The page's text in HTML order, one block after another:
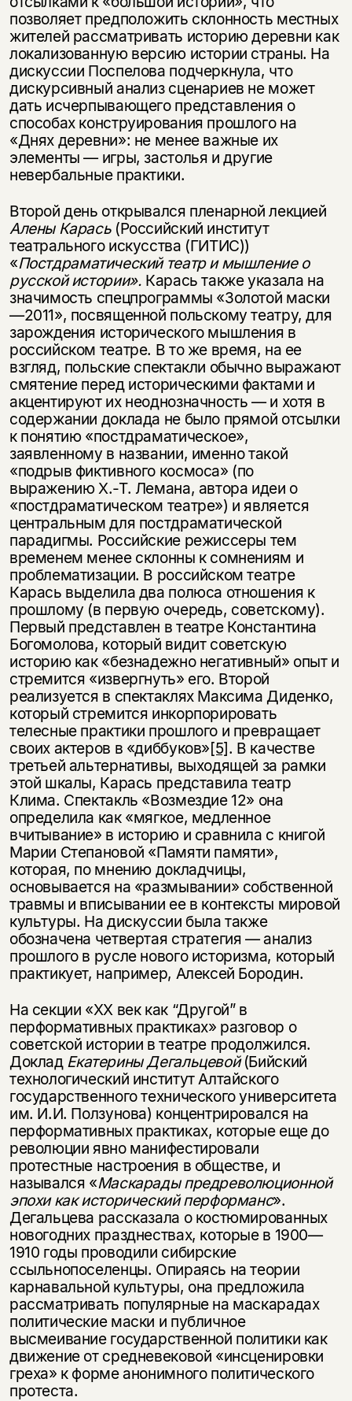
позволяет предположить склонность местных
жителей рассматривать историю деревни как
локализованную версию истории страны. На
дискуссии Поспелова подчеркнула, что
дискурсивный анализ сценариев не может
дать исчерпывающего представления о
способах конструирования прошлого на
«Днях деревни»: не менее важные их
элементы — игры, застолья и другие
невербальные практики.
Второй день открывался пленарной лекцией
Алены Карась (Российский институт
театрального искусства (ГИТИС))
«Постдраматический театр и мышление о
русской истории». Карась также указала на
значимость спецпрограммы «Золотой маски
—2011», посвященной польскому театру, для
зарождения исторического мышления в
российском театре. В то же время, на ее
взгляд, польские спектакли обычно выражают
смятение перед историческими фактами и
акцентируют их неоднозначность — и хотя в
содержании доклада не было прямой отсылки
к понятию «постдраматическое»,
заявленному в названии, именно такой
«подрыв фиктивного космоса» (по
выражению Х.-Т. Лемана, автора идеи о
«постдраматическом театре») и является
центральным для постдраматической
парадигмы. Российские режиссеры тем
временем менее склонны к сомнениям и
проблематизации. В российском театре
Карась выделила два полюса отношения к
прошлому (в первую очередь, советскому).
Первый представлен в театре Константина
Богомолова, который видит советскую
историю как «безнадежно негативный» опыт и
стремится «извергнуть» его. Второй
реализуется в спектаклях Максима Диденко,
который стремится инкорпорировать
телесные практики прошлого и превращает
своих актеров в «диббуков»[5]. В качестве
третьей альтернативы, выходящей за рамки
этой шкалы, Карась представила театр
Клима. Спектакль «Возмездие 12» она
определила как «мягкое, медленное
вчитывание» в историю и сравнила с книгой
Марии Степановой «Памяти памяти»,
которая, по мнению докладчицы,
основывается на «размывании» собственной
травмы и вписывании ее в контексты мировой
культуры. На дискуссии была также
обозначена четвертая стратегия — анализ
прошлого в русле нового историзма, который
практикует, например, Алексей Бородин.
На секции «ХХ век как “Другой” в
перформативных практиках» разговор о
советской истории в театре продолжился.
Доклад Екатерины Дегальцевой(Бийский
технологический институт Алтайского
государственного технического университета
им. И.И. Ползунова) концентрировался на
перформативных практиках, которые еще до
революции явно манифестировали
протестные настроения в обществе, и
назывался «Маскарады предреволюционной
эпохи как исторический перформанс».
Дегальцева рассказала о костюмированных
новогодних празднествах, которые в 1900—
1910 годы проводили сибирские
ссыльнопоселенцы. Опираясь на теории
карнавальной культуры, она предложила
рассматривать популярные на маскарадах
политические маски и публичное
высмеивание государственной политики как
движение от средневековой «инсценировки
греха» к форме анонимного политического
протеста.